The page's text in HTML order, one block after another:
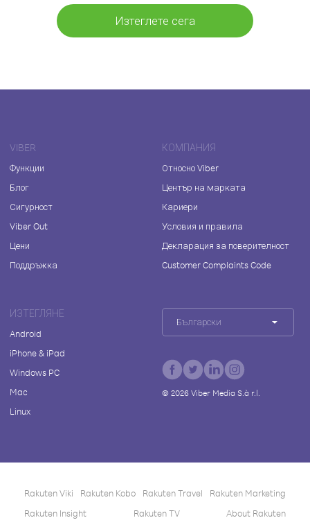
Изтеглете сега
VIBER
Функции
Блог
Сигурност
Viber Out
Цени
Поддръжка
КОМПАНИЯ
Относно Viber
Център на марката
Кариери
Условия и правила
Декларация за поверителност
Customer Complaints Code
ИЗТЕГЛЯНЕ
Android
iPhone & iPad
Windows PC
Mac
Linux
Български
© 2026Viber Media S.à r.l.
Rakuten Viki Rakuten Kobo Rakuten Travel
Rakuten Marketing
Rakuten Insight
Rakuten TV About Rakuten